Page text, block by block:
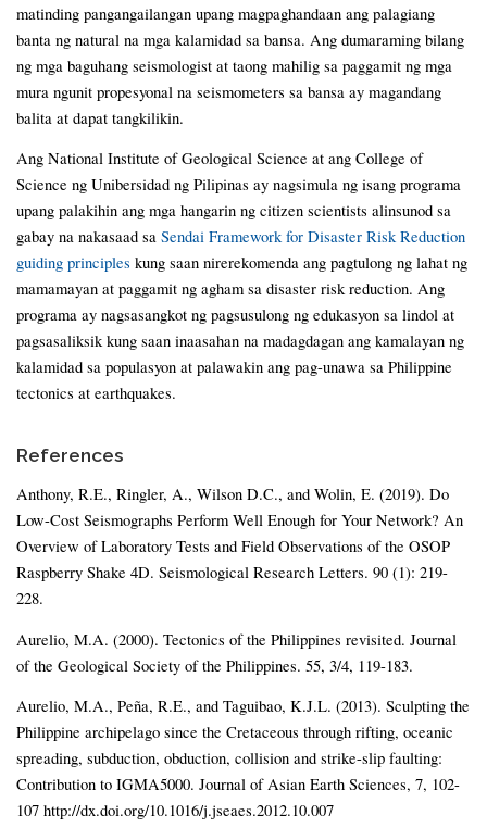
matinding pangangailangan upang magpaghandaan ang palagiang
banta ng natural na mga kalamidad sa bansa. Ang dumaraming bilang
ng mga baguhang seismologist at taong mahilig sa paggamit ng mga
mura ngunit propesyonal na seismometers sa bansa ay magandang
balita at dapat tangkilikin.
Ang National Institute of Geological Science at ang College of
Science ng Unibersidad ng Pilipinas ay nagsimula ng isang programa
upang palakihin ang mga hangarin ng citizen scientists alinsunod sa
gabay na nakasaad sa Sendai Framework for Disaster Risk Reduction
guiding principles kung saan nirerekomenda ang pagtulong ng lahat ng
mamamayan at paggamit ng agham sa disaster risk reduction. Ang
programa ay nagsasangkot ng pagsusulong ng edukasyon sa lindol at
pagsasaliksik kung saan inaasahan na madagdagan ang kamalayan ng
kalamidad sa populasyon at palawakin ang pag-unawa sa Philippine
tectonics at earthquakes.
References
Anthony, R.E., Ringler, A., Wilson D.C., and Wolin, E. (2019). Do
Low-Cost Seismographs Perform Well Enough for Your Network? An
Overview of Laboratory Tests and Field Observations of the OSOP
Raspberry Shake 4D. Seismological Research Letters. 90 (1): 219-
228.
Aurelio, M.A. (2000). Tectonics of the Philippines revisited. Journal
of the Geological Society of the Philippines. 55, 3/4, 119-183.
Aurelio, M.A., Peña, R.E., and Taguibao, K.J.L. (2013). Sculpting the
Philippine archipelago since the Cretaceous through rifting, oceanic
spreading, subduction, obduction, collision and strike-slip faulting:
Contribution to IGMA5000. Journal of Asian Earth Sciences, 7, 102-
107 http://dx.doi.org/10.1016/j.jseaes.2012.10.007